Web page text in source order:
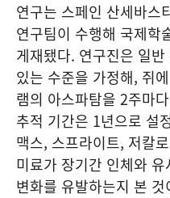
연구는 스페인 산세바스
연구팀이 수행해 국제학
게재됐다. 연구진은 일
있는 수준을 가정해, 쥐
램의 아스파탐을 2주마
추적 기간은 1년으로 설
맥스, 스프라이트, 저칼
미료가 장기간 인체와
변화를 유발하는지 본 것